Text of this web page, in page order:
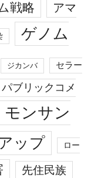
戦略 アマ
ゲノム
ジカンバ セラー
パブリックコメ
モンサン
ップ ロー
先住民族